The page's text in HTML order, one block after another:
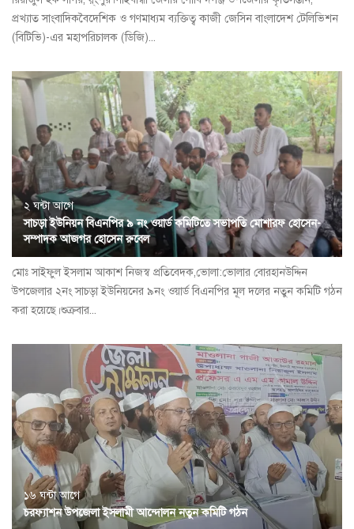
প্রখ্যাত সাংবাদিকবৈদেশিক ও গণমাধ্যম ব্যক্তিত্ব কাজী জেসিন বাংলাদেশ টেলিভিশন
(বিটিভি)-এর মহাপরিচালক (ডিজি)...
২ ঘন্টা আগে
সাচড়া ইউনিয়ন বিএনপির ৯ নং ওয়ার্ড কমিটিতে সভাপতি মোশারফ হোসেন-
সম্পাদক আজগর হোসেন রুবেল
মোঃ সাইফুল ইসলাম আকাশ নিজস্ব প্রতিবেদক,ভোলা:ভোলার বোরহানউদ্দিন
উপজেলার ২নং সাচড়া ইউনিয়নের ৯নং ওয়ার্ড বিএনপির মূল দলের নতুন কমিটি গঠন
করা হয়েছে।শুক্রবার...
১৬ ঘন্টা আগে
চরফ্যাশন উপজেলা ইসলামী আন্দোলন নতুন কমিটি গঠন